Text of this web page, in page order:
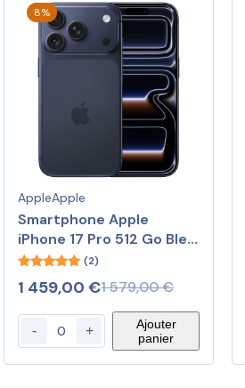
8%
AppleApple
Smartphone Apple
iPhone 17 Pro 512 Go Bleu
Intense
out of 5
(2)
1 579,00€
1 459,00€
- +
Ajouter
panier